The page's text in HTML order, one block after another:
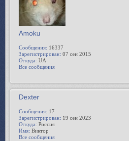
Amoku
Сообщения: 16337
Зарегистрирован: 07 сен 2015
Откуда: UA
Все сообщения
Dexter
Сообщения: 17
Зарегистрирован: 19 сен 2023
Откуда: Россия
Имя: Виктор
Все сообщения